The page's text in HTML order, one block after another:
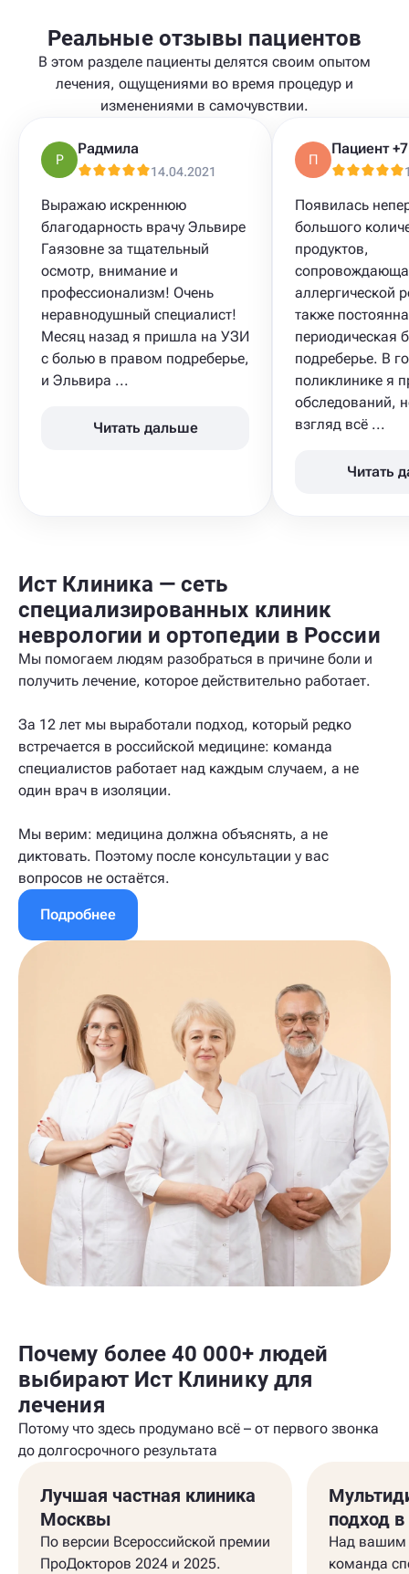
Реальные отзывы пациентов
В этом разделе пациенты делятся своим опытом
лечения, ощущениями во время процедур и
изменениями в самочувствии.
Р
Радмила
14.04.2021
Выражаю искреннюю
благодарность врачу Эльвире
Гаязовне за тщательный
осмотр, внимание и
профессионализм! Очень
неравнодушный специалист!
Месяц назад я пришла на УЗИ
с болью в правом подреберье,
и Эльвира ...
Читать дальше
П
Появилась
большого
продуктов,
аллергической
также
периодическая
подреберье. В
поликлинике я
обследований,
взгляд всё ...
Читать
Ист Клиника — сеть
специализированных клиник
неврологии и ортопедии в России
Мы помогаем людям разобраться в причине боли и
получить лечение, которое действительно работает.
За 12 лет мы выработали подход, который редко
встречается в российской медицине: команда
специалистов работает над каждым случаем, а не
один врач в изоляции.
Мы верим: медицина должна объяснять, а не
диктовать. Поэтому после консультации у вас
вопросов не остаётся.
Подробнее
Почему более 40 000+ людей
выбирают Ист Клинику для
лечения
Потому что здесь продумано всё – от первого звонка
до долгосрочного результата
Лучшая частная клиника
Москвы
По версии Всероссийской премии
ПроДокторов 2024 и 2025.
подход
Над вашим
команда